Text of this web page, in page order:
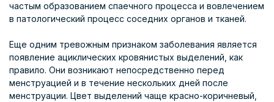
частым образованием спаечного процесса и вовлечением
в патологический процесс соседних органов и тканей.
Еще одним тревожным признаком заболевания является
появление ациклических кровянистых выделений, как
правило. Они возникают непосредственно перед
менструацией и в течение нескольких дней после
менструации. Цвет выделений чаще красно-коричневый,